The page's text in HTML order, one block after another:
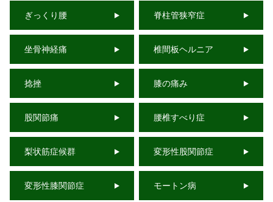
ぎっくり腰 脊柱管狭窄症
坐骨神経痛 椎間板ヘルニア
捻挫 膝の痛み
股関節痛 腰椎すべり症
梨状筋症候群 変形性股関節症
変形性膝関節症 モートン病